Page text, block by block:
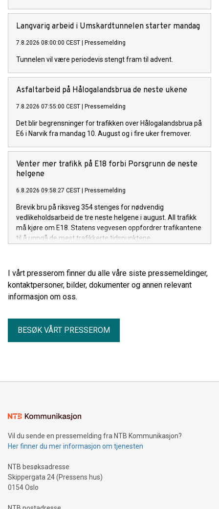
Langvarig arbeid i Umskardtunnelen starter mandag
7.8.2026 08:00:00 CEST | Pressemelding
Tunnelen vil være periodevis stengt fram til advent.
Asfaltarbeid på Hålogalandsbrua de neste ukene
7.8.2026 07:55:00 CEST | Pressemelding
Det blir begrensninger for trafikken over Hålogalandsbrua på
E6 i Narvik fra mandag 10. August og i fire uker fremover.
Venter mer trafikk på E18 forbi Porsgrunn de neste
helgene
6.8.2026 09:58:27 CEST | Pressemelding
Brevik bru på riksveg 354 stenges for nødvendig
vedlikeholdsarbeid de tre neste helgene i august. All trafikk
må kjøre om E18. Statens vegvesen oppfordrer trafikantene
til å unngå de mest trafikkerte tidspunktene.
I vårt presserom finner du alle våre siste pressemeldinger,
kontaktpersoner, bilder, dokumenter og annen relevant
informasjon om oss.
BESØK VÅRT PRESSEROM
Vil du sende en pressemelding fra NTB Kommunikasjon?
Her finner du mer informasjon om tjenesten
NTB besøksadresse
Skippergata 24 (Pressens hus)
0154 Oslo